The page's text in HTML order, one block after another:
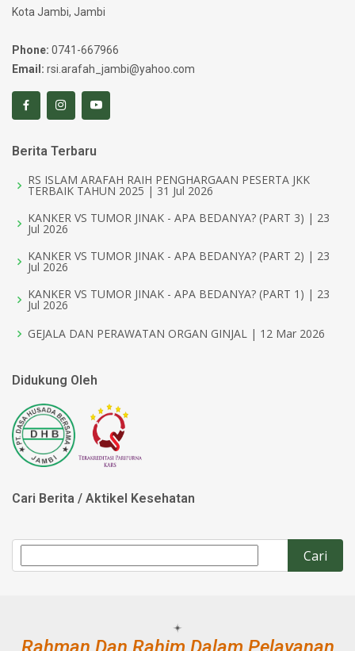
Kota Jambi, Jambi
Phone: 0741-667966
Email: rsi.arafah_jambi@yahoo.com
Berita Terbaru
RS ISLAM ARAFAH RAIH PENGHARGAAN PESERTA JKK
TERBAIK TAHUN 2025 | 31 Jul 2026
KANKER VS TUMOR JINAK - APA BEDANYA? (PART 3) | 23
Jul 2026
KANKER VS TUMOR JINAK - APA BEDANYA? (PART 2) | 23
Jul 2026
KANKER VS TUMOR JINAK - APA BEDANYA? (PART 1) | 23
Jul 2026
GEJALA DAN PERAWATAN ORGAN GINJAL | 12 Mar 2026
Didukung Oleh
Cari Berita / Aktikel Kesehatan